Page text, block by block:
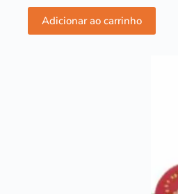
Adicionar ao carrinho